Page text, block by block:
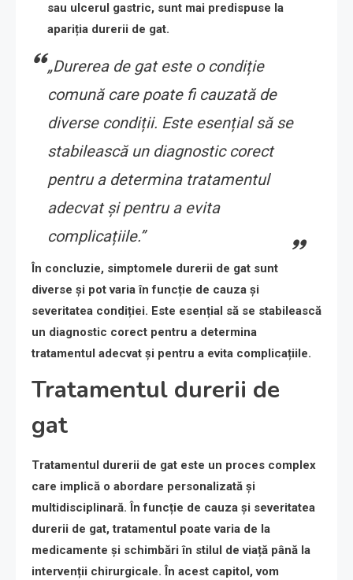
sau ulcerul gastric, sunt mai predispuse la
apariția durerii de gat.
„Durerea de gat este o condiție
comună care poate fi cauzată de
diverse condiții. Este esențial să se
stabilească un diagnostic corect
pentru a determina tratamentul
adecvat și pentru a evita
complicațiile.”
În concluzie, simptomele durerii de gat sunt
diverse și pot varia în funcție de cauza și
severitatea condiției. Este esențial să se stabilească
un diagnostic corect pentru a determina
tratamentul adecvat și pentru a evita complicațiile.
Tratamentul durerii de
gat
Tratamentul durerii de gat este un proces complex
care implică o abordare personalizată și
multidisciplinară. În funcție de cauza și severitatea
durerii de gat, tratamentul poate varia de la
medicamente și schimbări în stilul de viață până la
intervenții chirurgicale. În acest capitol, vom